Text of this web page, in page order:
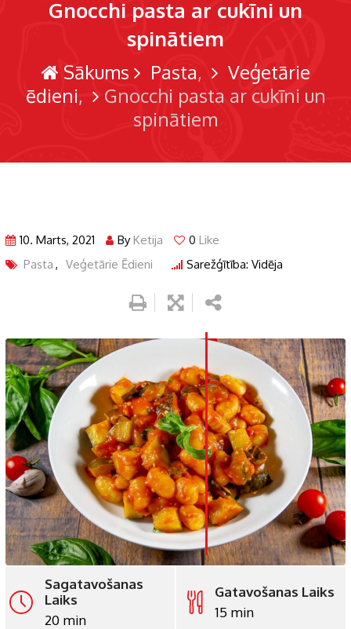
Gnocchi pasta ar cukīni un
spinātiem
Sākums Pasta
Veģetārie
ēdieni
Gnocchi pasta ar cukīni un
spinātiem
10. Marts, 2021 By Ketija 0 Like
Pasta , Veģetārie Ēdieni Sarežģītība: Vidēja
LinkedIn
Whatsapp
Pinterest
Print
Sagatavošanas
Laiks
20 min
Gatavošanas Laiks
15 min